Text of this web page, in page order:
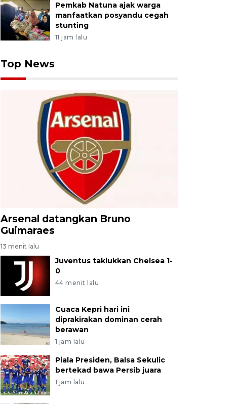
Pemkab Natuna ajak warga
manfaatkan posyandu cegah
stunting
11 jam lalu
Top News
Arsenal datangkan Bruno
Guimaraes
13 menit lalu
Juventus taklukkan Chelsea 1-
0
44 menit lalu
Cuaca Kepri hari ini
diprakirakan dominan cerah
berawan
1 jam lalu
Piala Presiden, Balsa Sekulic
bertekad bawa Persib juara
1 jam lalu